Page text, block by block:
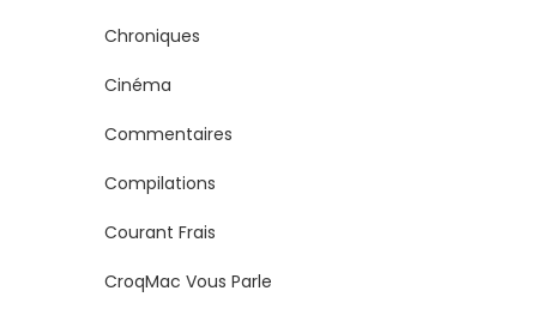
Chroniques
Cinéma
Commentaires
Compilations
Courant Frais
CroqMac Vous Parle